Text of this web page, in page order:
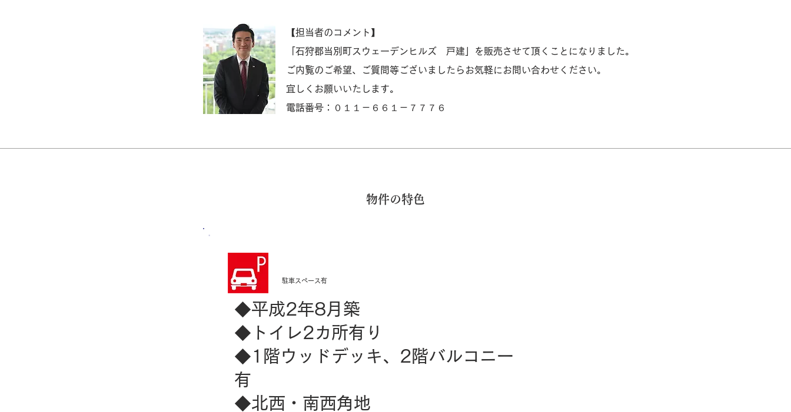
【担当者のコメント】
「石狩郡当別町スウェーデンヒルズ 戸建」を販売させて頂くことになりました。
ご内覧のご希望、ご質問等ございましたらお気軽にお問い合わせください。
宜しくお願いいたします。
電話番号：０１１－６６１－７７７６
​物件の特色
駐車スペース有​
◆平成2年8月築
◆トイレ2カ所有り
◆1階ウッドデッキ、2階バルコニー
有
◆北西・南西角地